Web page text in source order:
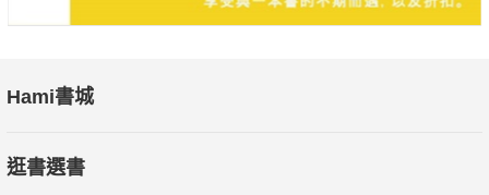
Hami書城
逛書選書